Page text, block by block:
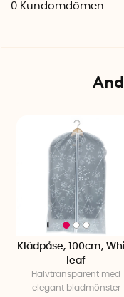
Mått: 60 x 5 x 150 cm
0 Kundomdömen
Klädpåse, 100cm,
leaf
Halvtransparent med
elegant bladmönster